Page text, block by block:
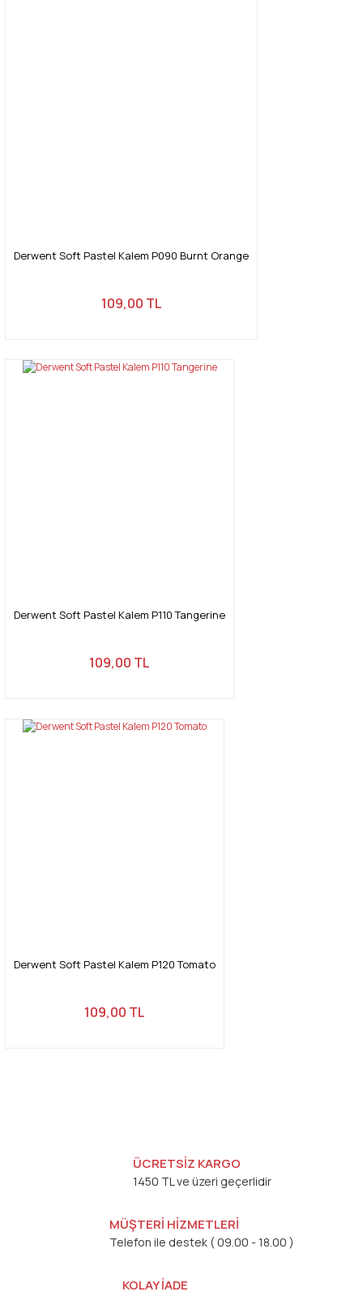
Derwent Soft Pastel Kalem P090 Burnt Orange
109,00 TL
Derwent Soft Pastel Kalem P110 Tangerine
109,00 TL
Derwent Soft Pastel Kalem P120 Tomato
109,00 TL
ÜCRETSİZ KARGO
1450 TL ve üzeri geçerlidir
MÜŞTERİ HİZMETLERİ
Telefon ile destek ( 09.00 - 18.00 )
KOLAY İADE